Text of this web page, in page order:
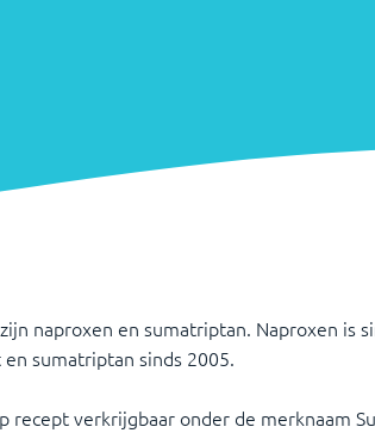
naproxen en sumatriptan. Naproxen is
sumatriptan sinds 2005.
recept verkrijgbaar onder de merknaam